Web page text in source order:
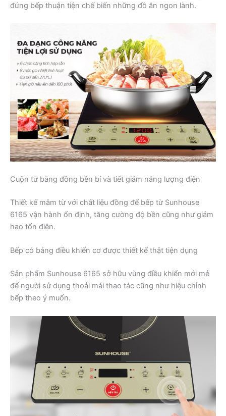
đứng bếp thuận tiện chế biến những đồ ăn ngon lành.
Cuộn từ bằng đồng bền bỉ và tiết giảm năng lượng điện
Thiết kế mâm từ với chất liệu đồng để bếp từ Sunhouse
6165 vận hành ổn định, tăng cường độ bền cũng như giảm
hao tổn điện.
Bếp có bảng điều khiển cơ được thiết kế thật tiện dụng
Sản phẩm Sunhouse 6165 sở hữu vùng điều khiển mới mẻ
để người sử dụng thoải mái thao tác cũng như hiệu chỉnh
bếp theo ý muốn.